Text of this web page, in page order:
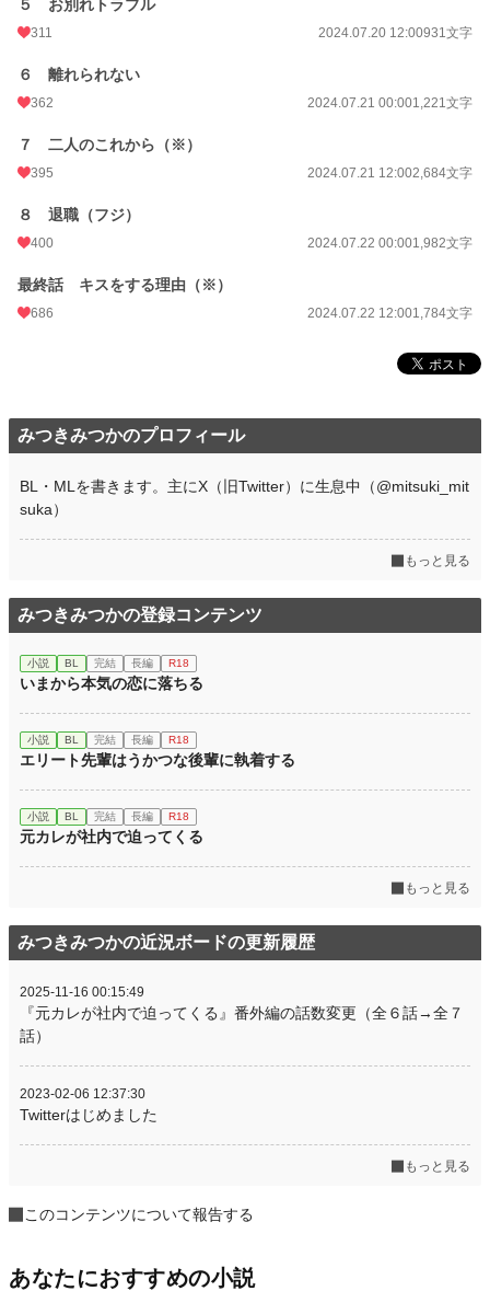
５ お別れトラブル
311 2024.07.20 12:00931文字
６ 離れられない
362 2024.07.21 00:001,221文字
７ 二人のこれから（※）
395 2024.07.21 12:002,684文字
８ 退職（フジ）
400 2024.07.22 00:001,982文字
最終話 キスをする理由（※）
686 2024.07.22 12:001,784文字
みつきみつかのプロフィール
BL・MLを書きます。主にX（旧Twitter）に生息中（@mitsuki_mit
suka）
もっと見る
みつきみつかの登録コンテンツ
小説 BL 完結 長編 R18
いまから本気の恋に落ちる
小説 BL 完結 長編 R18
エリート先輩はうかつな後輩に執着する
小説 BL 完結 長編 R18
元カレが社内で迫ってくる
もっと見る
みつきみつかの近況ボードの更新履歴
2025-11-16 00:15:49
『元カレが社内で迫ってくる』番外編の話数変更（全６話→全７
話）
2023-02-06 12:37:30
Twitterはじめました
もっと見る
このコンテンツについて報告する
あなたにおすすめの小説